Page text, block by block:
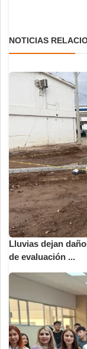
NOTICIAS
Lluvias dejan
de evaluación ...